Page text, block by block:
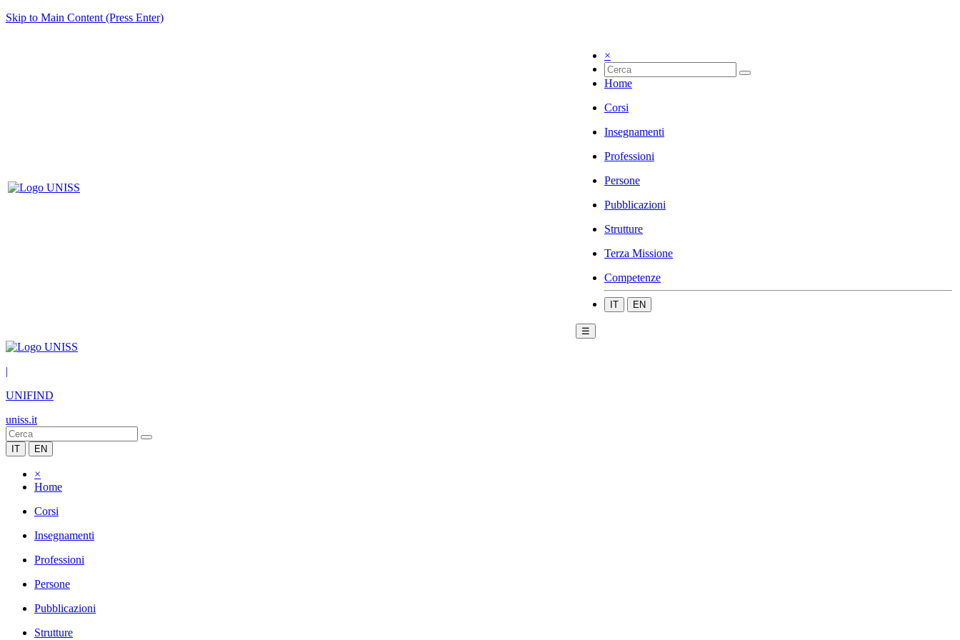
Skip to Main Content (Press Enter)
×
Home
Corsi
Insegnamenti
Professioni
Persone
Pubblicazioni
Strutture
Terza Missione
Competenze
IT EN
☰
|
UNIFIND
uniss.it
IT EN
×
Home
Corsi
Insegnamenti
Professioni
Persone
Pubblicazioni
Strutture